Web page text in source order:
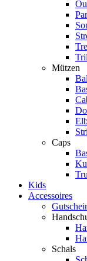
Mützen
Caps
Kids
Accessoires
Schals